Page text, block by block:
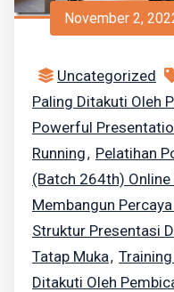
November 2,
Uncategorized
Paling Ditakuti Oleh
Powerful
Running, Pelatihan
(Batch 264th)
Membangun
Struktur Presentasi
Tatap Muka,
Ditakuti Oleh